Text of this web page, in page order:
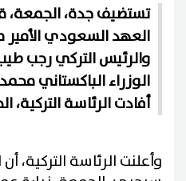
تستضيف جدة، الجمعة،
العهد السعودي
والرئيس التركي رجب
الوزراء الباكستاني
أفادت الرئاسة التركية،
وأعلنت الرئاسة التركية،